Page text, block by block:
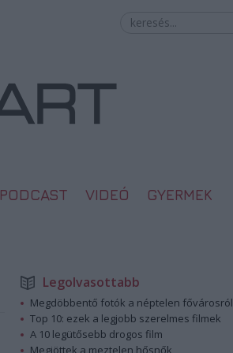
PODCAST VIDEÓ GYERMEK
Legolvasottabb
Megdöbbentő fotók a néptelen fővárosról
Top 10: ezek a legjobb szerelmes filmek
A 10 legütősebb drogos film
Megjöttek a meztelen hősnők